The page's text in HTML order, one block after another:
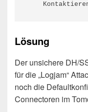
Kontaktieren
Lösung
Der unsichere DH/
für die „Logjam“
noch die
Connectoren im